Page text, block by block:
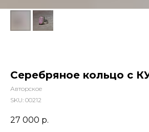
Серебряное кольцо с
Авторское
SKU: 00212
27 000 р.